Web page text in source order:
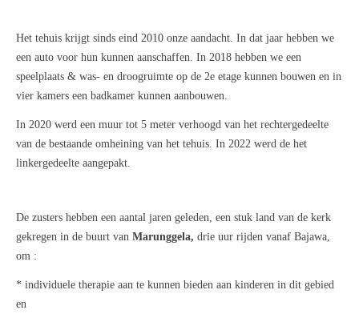
Het tehuis krijgt sinds eind 2010 onze aandacht. In dat jaar hebben we
een auto voor hun kunnen aanschaffen. In 2018 hebben we een
speelplaats & was- en droogruimte op de 2e etage kunnen bouwen en in
vier kamers een badkamer kunnen aanbouwen.
In 2020 werd een muur tot 5 meter verhoogd van het rechtergedeelte
van de bestaande omheining van het tehuis. In 2022 werd de het
linkergedeelte aangepakt.
De zusters hebben een aantal jaren geleden, een stuk land van de kerk
gekregen in de buurt van Marunggela, drie uur rijden vanaf Bajawa,
om :
* individuele therapie aan te kunnen bieden aan kinderen in dit gebied
en